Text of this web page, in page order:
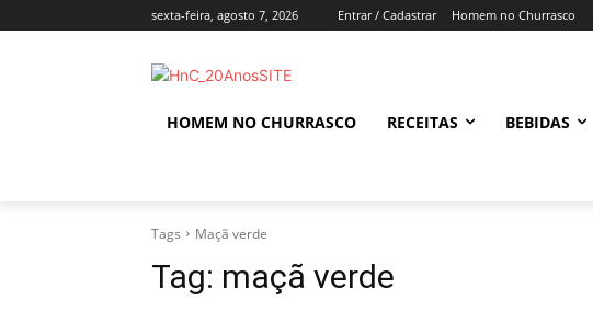
sexta-feira, agosto 7, 2026 Entrar / Cadastrar Homem no Churrasco
HOMEM NO CHURRASCO RECEITAS BEBIDAS
Tags Maçã verde
Tag: maçã verde